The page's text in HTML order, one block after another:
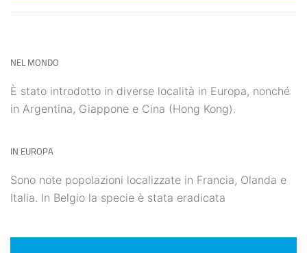
NEL MONDO
È stato introdotto in diverse località in Europa, nonché
in Argentina, Giappone e Cina (Hong Kong).
IN EUROPA
Sono note popolazioni localizzate in Francia, Olanda e
Italia. In Belgio la specie è stata eradicata